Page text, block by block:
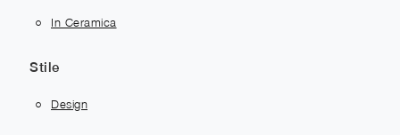
In Ceramica
Stile
Design